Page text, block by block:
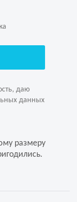
даю
данных
размеру
даю
данных